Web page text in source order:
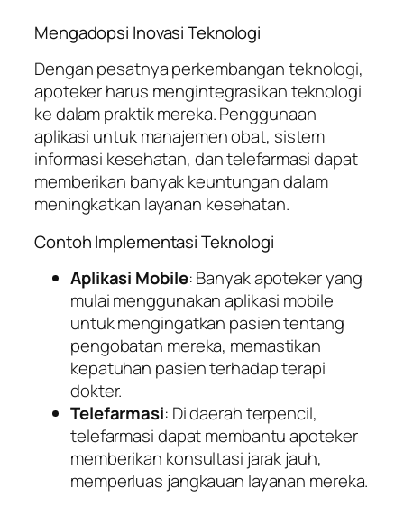
Mengadopsi Inovasi Teknologi
Dengan pesatnya perkembangan teknologi,
apoteker harus mengintegrasikan teknologi
ke dalam praktik mereka. Penggunaan
aplikasi untuk manajemen obat, sistem
informasi kesehatan, dan telefarmasi dapat
memberikan banyak keuntungan dalam
meningkatkan layanan kesehatan.
Contoh Implementasi Teknologi
Aplikasi Mobile: Banyak apoteker yang
mulai menggunakan aplikasi mobile
untuk mengingatkan pasien tentang
pengobatan mereka, memastikan
kepatuhan pasien terhadap terapi
dokter.
Telefarmasi: Di daerah terpencil,
telefarmasi dapat membantu apoteker
memberikan konsultasi jarak jauh,
memperluas jangkauan layanan mereka.